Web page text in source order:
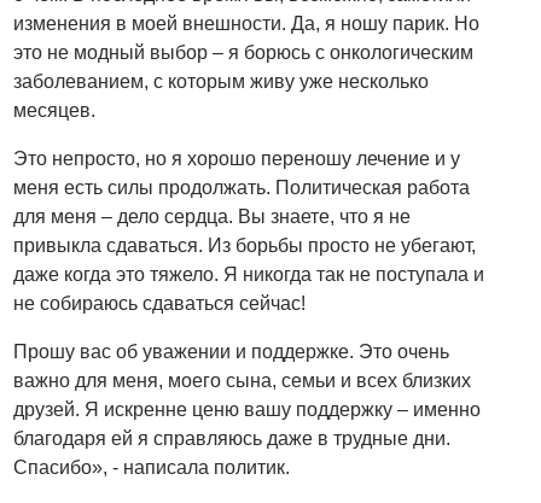
изменения в моей внешности. Да, я ношу парик. Но
это не модный выбор – я борюсь с онкологическим
заболеванием, с которым живу уже несколько
месяцев.
Это непросто, но я хорошо переношу лечение и у
меня есть силы продолжать. Политическая работа
для меня – дело сердца. Вы знаете, что я не
привыкла сдаваться. Из борьбы просто не убегают,
даже когда это тяжело. Я никогда так не поступала и
не собираюсь сдаваться сейчас!
Прошу вас об уважении и поддержке. Это очень
важно для меня, моего сына, семьи и всех близких
друзей. Я искренне ценю вашу поддержку – именно
благодаря ей я справляюсь даже в трудные дни.
Спасибо», - написала политик.